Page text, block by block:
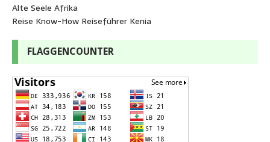
Alte Seele Afrika
Reise Know-How Reiseführer Kenia
FLAGGENCOUNTER